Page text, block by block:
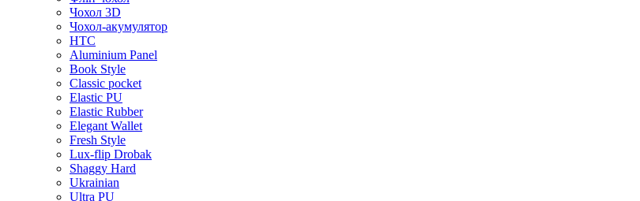
Чохол 3D
Чохол-акумулятор
HTC
Aluminium Panel
Book Style
Classic pocket
Elastic PU
Elastic Rubber
Elegant Wallet
Fresh Style
Lux-flip Drobak
Shaggy Hard
Ukrainian
Ultra PU